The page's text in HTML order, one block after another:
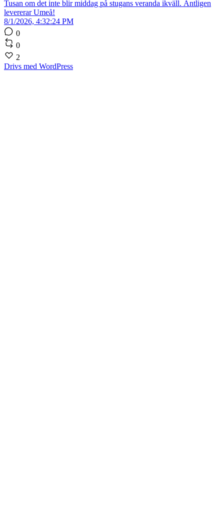
Tusan om det inte blir middag på stugans veranda ikväll. Äntligen
levererar Umeå!
8/1/2026, 4:32:24 PM
0
0
2
Drivs med WordPress